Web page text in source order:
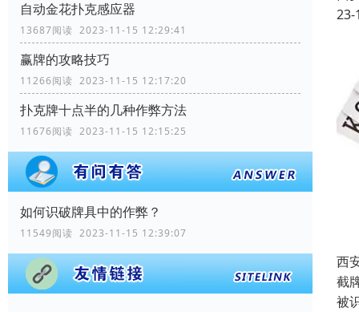
自动金花扑克感应器
13687阅读 2023-11-15 12:29:41
赢牌的攻略技巧
11266阅读 2023-11-15 12:17:20
扑克牌十点半的几种作弊方法
11676阅读 2023-11-15 12:15:25
如何识破牌具中的作弊？
11549阅读 2023-11-15 12:39:07
23-
西
截
被